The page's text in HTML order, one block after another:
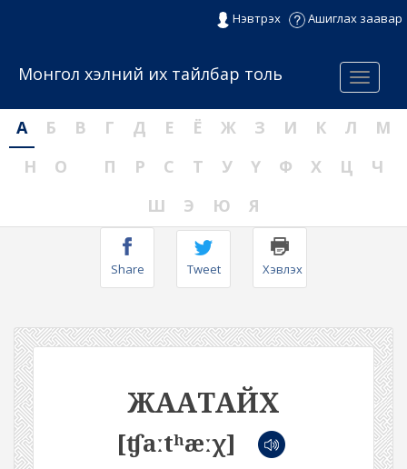
Нэвтрэх Ашиглах заавар
Menu
Монгол хэлний их тайлбар толь
А Б В Г Д Е Ё Ж З И К Л
М
Н
О П Р С Т У Ү Ф Х Ц
Ч
Ш
Э Ю Я
Share Tweet Хэвлэх
ЖААТАЙХ
[ʧaːtʰæːχ]